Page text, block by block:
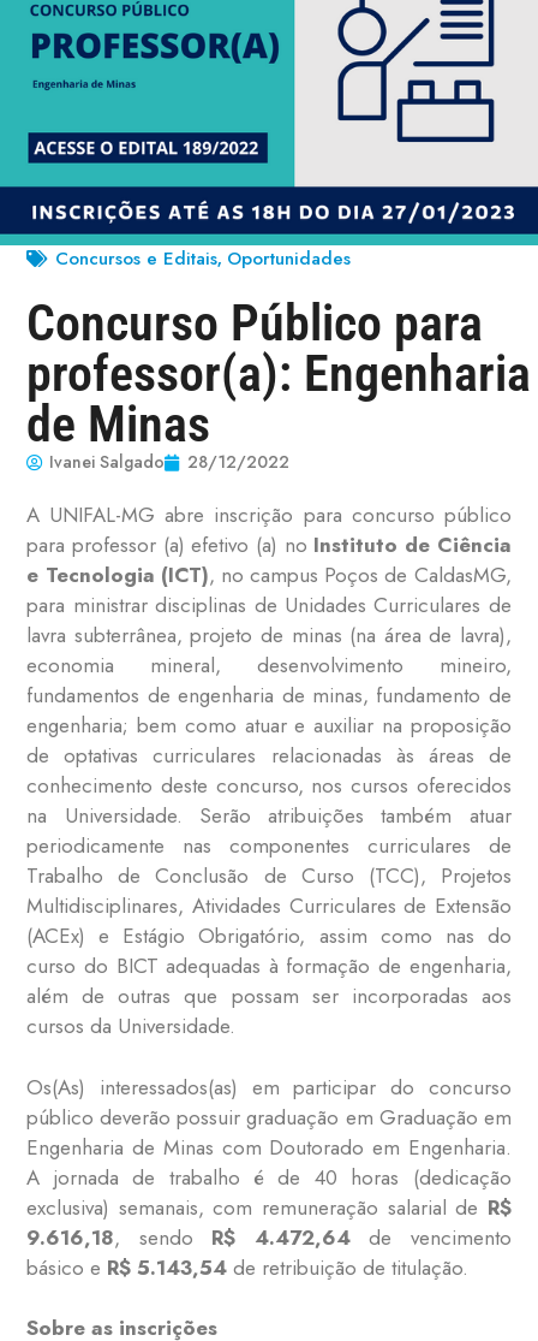
Concursos e Editais, Oportunidades
Concurso Público para
professor(a): Engenharia
de Minas
Ivanei Salgado 28/12/2022
A UNIFAL-MG abre inscrição para concurso público
para professor (a) efetivo (a) no Instituto de Ciência
e Tecnologia (ICT), no campus Poços de CaldasMG,
para ministrar disciplinas de Unidades Curriculares de
lavra subterrânea, projeto de minas (na área de lavra),
economia mineral, desenvolvimento mineiro,
fundamentos de engenharia de minas, fundamento de
engenharia; bem como atuar e auxiliar na proposição
de optativas curriculares relacionadas às áreas de
conhecimento deste concurso, nos cursos oferecidos
na Universidade. Serão atribuições também atuar
periodicamente nas componentes curriculares de
Trabalho de Conclusão de Curso (TCC), Projetos
Multidisciplinares, Atividades Curriculares de Extensão
(ACEx) e Estágio Obrigatório, assim como nas do
curso do BICT adequadas à formação de engenharia,
além de outras que possam ser incorporadas aos
cursos da Universidade.
Os(As) interessados(as) em participar do concurso
público deverão possuir graduação em Graduação em
Engenharia de Minas com Doutorado em Engenharia.
A jornada de trabalho é de 40 horas (dedicação
exclusiva) semanais, com remuneração salarial de R$
9.616,18, sendo R$ 4.472,64de vencimento
básico e R$ 5.143,54de retribuição de titulação.
Sobre as inscrições